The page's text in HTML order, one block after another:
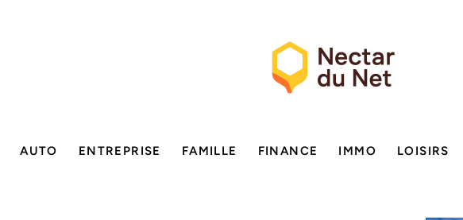
AUTO ENTREPRISE FAMILLE FINANCE IMMO LOISIRS